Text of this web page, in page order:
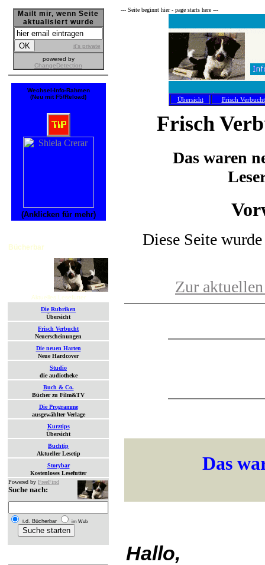
Mailt mir, wenn Seite
aktualisiert wurde
it's private
powered by
ChangeDetection
Wechsel-Info-Rahmen
(Neu mit F5/Reload)
(Anklicken für mehr)
Bücherbar
Aktuelles Lesefutter
Die Rubriken
Übersicht
Frisch Verbucht
Neuerscheinungen
Die neuen Harten
Neue Hardcover
Studio
die audiotheke
Buch & Co.
Bücher zu Film&TV
Die Programme
ausgewählter Verlage
Kurztips
Übersicht
Buchtip
Aktueller Lesetip
Storybar
Kostenloses Lesefutter
Powered by FreeFind
Suche nach:
i.d. Bücherbar im Web
--- Seite beginnt hier - page starts here ---
Übersicht Frisch Verbucht
Frisch
Das waren
Diese Seite
Zur
Das
Hallo,